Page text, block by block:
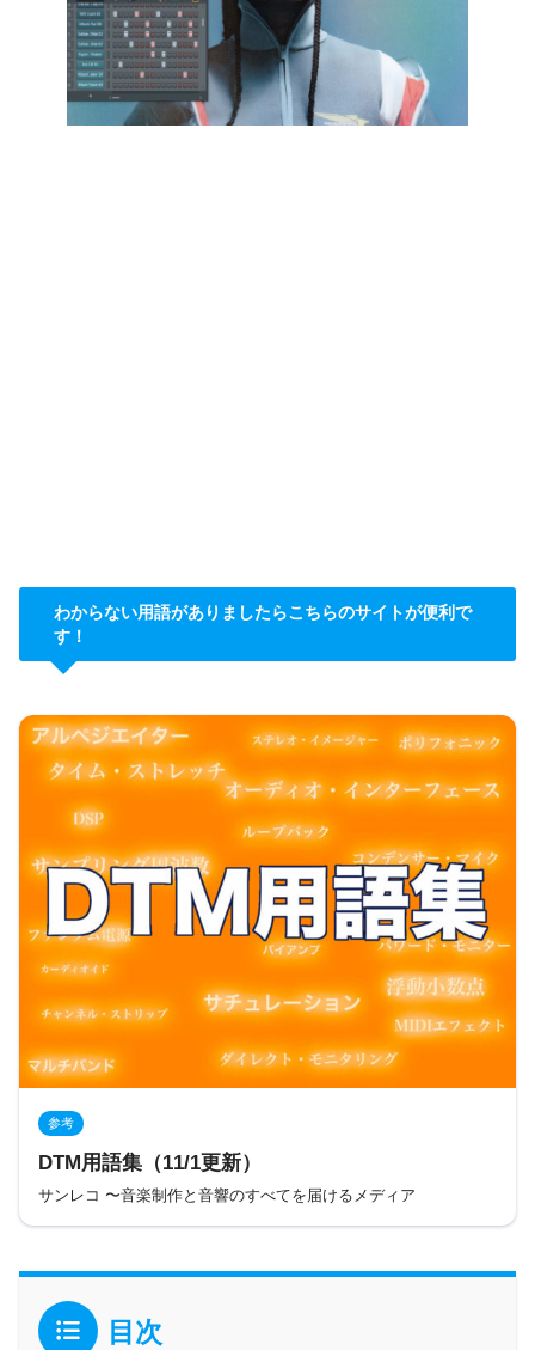
わからない用語がありましたらこちらのサイトが便利で
す！
参考
DTM用語集（11/1更新）
サンレコ 〜音楽制作と音響のすべてを届けるメディア
目次